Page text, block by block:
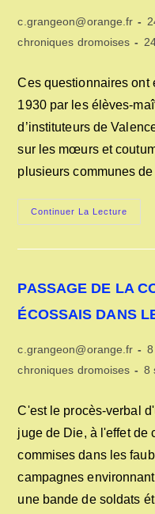
Auteur/autrice
de
c.grangeon@orange.fr
Post
chroniques dromoises
la
Ces questionnaires ont
1930 par les élèves-
d’instituteurs de
sur les mœurs et
plusieurs communes
Continuer La Lecture
ET
1930
PASSAGE DE LA
ÉCOSSAIS DANS
Auteur/autrice
de
c.grangeon@orange.fr
Post
chroniques dromoises
la
8
C'est le procès-verbal
juge de Die, à l'effet de
commises dans les
campagnes
une bande de soldats